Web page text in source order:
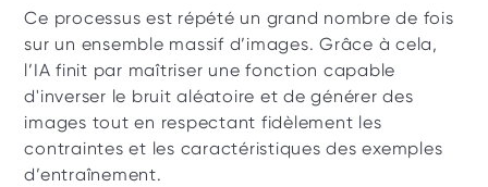
Ce processus est répété un grand nombre de fois
sur un ensemble massif d’images. Grâce à cela,
l’IA finit par maîtriser une fonction capable
d'inverser le bruit aléatoire et de générer des
images tout en respectant fidèlement les
contraintes et les caractéristiques des exemples
d’entraînement.